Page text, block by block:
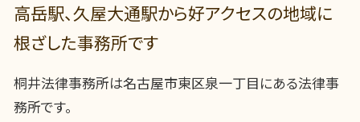
高岳駅、久屋大通駅から好アクセスの地域に
根ざした事務所です
桐井法律事務所は名古屋市東区泉一丁目にある法律事
務所です。